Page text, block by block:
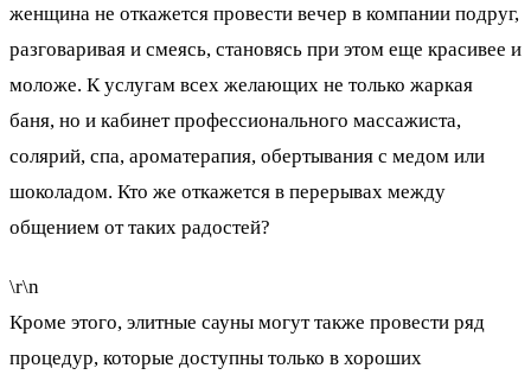
женщина не откажется провести вечер в компании подруг,
разговаривая и смеясь, становясь при этом еще красивее и
моложе. К услугам всех желающих не только жаркая
баня, но и кабинет профессионального массажиста,
солярий, спа, ароматерапия, обертывания с медом или
шоколадом. Кто же откажется в перерывах между
общением от таких радостей?
\r\n
Кроме этого, элитные сауны могут также провести ряд
процедур, которые доступны только в хороших